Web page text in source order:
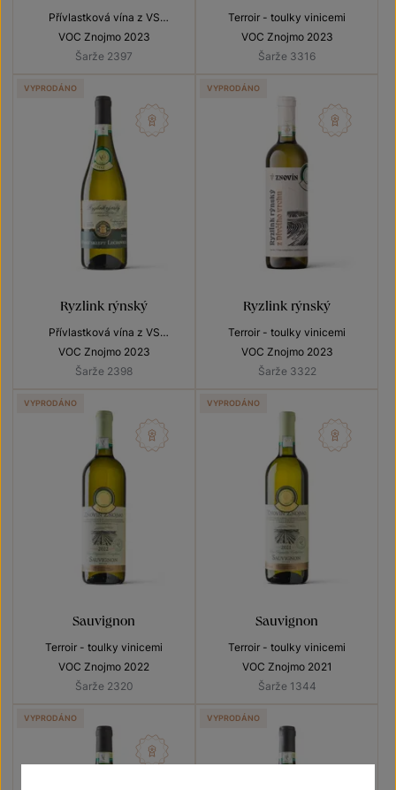
Přívlastková vína z VS
Lechovice
VOC Znojmo 2023
Šarže 2397
Terroir - toulky vinicemi
VOC Znojmo 2023
Šarže 3316
Ryzlink rýnský
Přívlastková vína z VS
Lechovice
VOC Znojmo 2023
Šarže 2398
VYPRODÁNO
Ryzlink rýnský
Terroir - toulky vinicemi
VOC Znojmo 2023
Šarže 3322
VYPRODÁNO
Sauvignon
Terroir - toulky vinicemi
VOC Znojmo 2022
Šarže 2320
VYPRODÁNO
Sauvignon
Terroir - toulky vinicemi
VOC Znojmo 2021
Šarže 1344
VYPRODÁNO
VYPRODÁNO VYPRODÁNO